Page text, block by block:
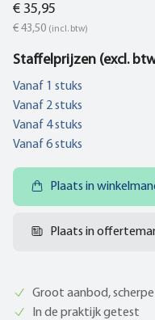
€ 35,95
€ 43,50 (incl. btw)
Staffelprijzen (excl.
Vanaf 1 stuks
Vanaf 2stuks
Vanaf 4stuks
Vanaf 6stuks
Plaats in
Plaats in
Groot aanbod,
In de praktijk getest